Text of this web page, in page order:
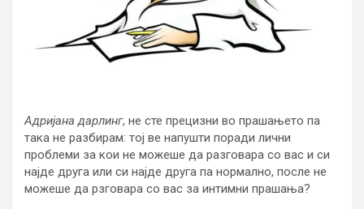
Адријана дарлинг, не сте прецизни во прашањето па
така не разбирам: тој ве напушти поради лични
проблеми за кои не можеше да разговара со вас и си
најде друга или си најде друга па нормално, после не
можеше да рзговара со вас за интимни прашања?